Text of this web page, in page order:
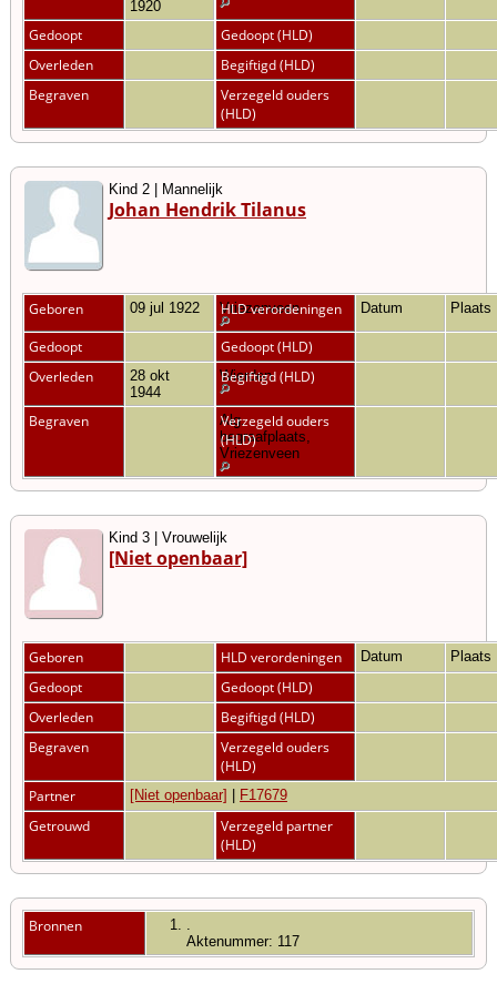
1920
Gedoopt
Gedoopt (HLD)
Overleden
Begiftigd (HLD)
Begraven
Verzegeld ouders
(HLD)
Kind 2 | Mannelijk
Johan Hendrik Tilanus
Geboren 09 jul 1922 Vriezenveen
HLD verordeningen Datum Plaats
Gedoopt
Gedoopt (HLD)
Overleden
28 okt
1944
Wierden
Begiftigd (HLD)
Begraven
Alg.
begraafplaats,
Vriezenveen
Verzegeld ouders
(HLD)
Kind 3 | Vrouwelijk
[Niet openbaar]
Geboren HLD verordeningen Datum Plaats
Gedoopt
Gedoopt (HLD)
Overleden
Begiftigd (HLD)
Begraven
Verzegeld ouders
(HLD)
Partner
[Niet openbaar] F17679
Getrouwd
Verzegeld partner
(HLD)
Bronnen
Aktenummer: 117